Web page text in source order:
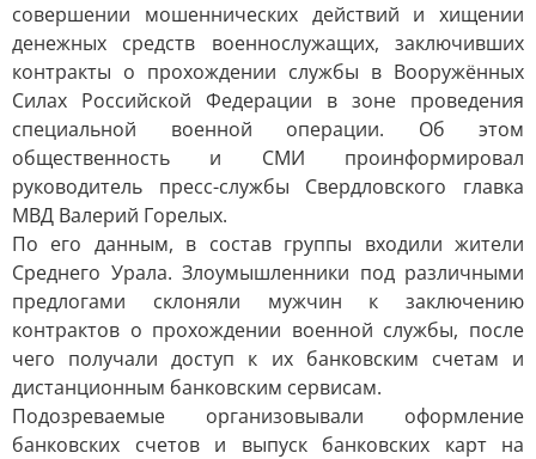
совершении мошеннических действий и хищении
денежных средств военнослужащих, заключивших
контракты о прохождении службы в Вооружённых
Силах Российской Федерации в зоне проведения
специальной военной операции. Об этом
общественность и СМИ проинформировал
руководитель пресс-службы Свердловского главка
МВД Валерий Горелых.
По его данным, в состав группы входили жители
Среднего Урала. Злоумышленники под различными
предлогами склоняли мужчин к заключению
контрактов о прохождении военной службы, после
чего получали доступ к их банковским счетам и
дистанционным банковским сервисам.
Подозреваемые организовывали оформление
банковских счетов и выпуск банковских карт на